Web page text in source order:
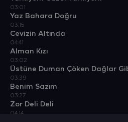
03:01
Yaz Bahara Doğru
03:15
Cevizin Altında
04:41
Alman Kızı
03:02
Üstüne Duman Çöken Dağlar
03:39
Benim Sazım
03:27
Zor Deli Deli
04:14